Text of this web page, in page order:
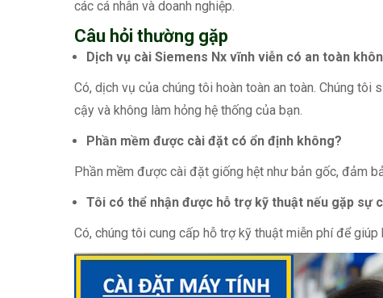
các cá nhân và doanh nghiệp.
Câu hỏi thường gặp
Dịch vụ cài Siemens Nx vĩnh viễn có an toàn
Có, dịch vụ của chúng tôi hoàn toàn an toàn. Chúng
cậy và không làm hỏng hệ thống của bạn.
Phần mềm được cài đặt có ổn định không?
Phần mềm được cài đặt giống hệt như bản gốc, đảm
Tôi có thể nhận được hỗ trợ kỹ thuật nếu gặp sự
Có, chúng tôi cung cấp hỗ trợ kỹ thuật miễn phí để